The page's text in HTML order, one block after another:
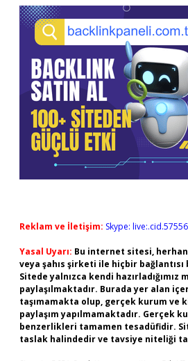
Reklam ve İletişim: Skype:
Yasal Uyarı: Bu internet sitesi,
veya şahıs şirketi ile hiçbir
Sitede yalnızca kendi hazırladığımız
paylaşılmaktadır. Burada yer alan
taşımamakta olup, gerçek kurum ve
paylaşım yapılmamaktadır. Gerçek
benzerlikleri tamamen tesadüfidir.
taslak halindedir ve tavsiye niteliği